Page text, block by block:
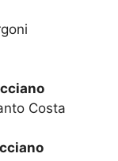
Costa